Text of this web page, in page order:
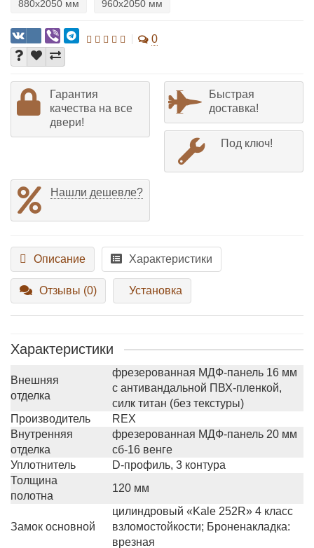
880х2050 мм 960х2050 мм
0
Гарантия
качества на все
двери!
Быстрая
доставка!
Под ключ!
Нашли дешевле?
Описание Характеристики
Отзывы (0) Установка
Характеристики
Внешняя
отделка
фрезерованная МДФ-панель 16 мм
с антивандальной ПВХ-пленкой,
силк титан (без текстуры)
Производитель
REX
Внутренняя
отделка
фрезерованная МДФ-панель 20 мм
сб-16 венге
Уплотнитель
D-профиль, 3 контура
Толщина
полотна
120 мм
Замок основной
цилиндровый «Kale 252R» 4 класс
взломостойкости; Броненакладка:
врезная